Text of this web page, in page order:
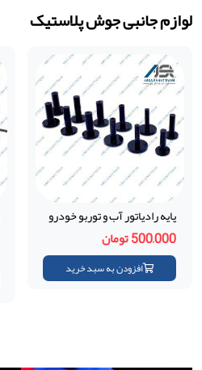
لوازم جانبی جوش پلاستیک
پایه رادیاتور آب و توربو خودرو
500,000 تومان
افزودن به سبد خرید